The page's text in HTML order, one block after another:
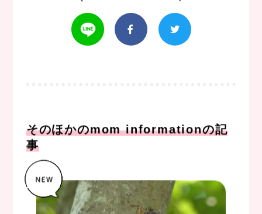
そのほかのmom informationの記
事